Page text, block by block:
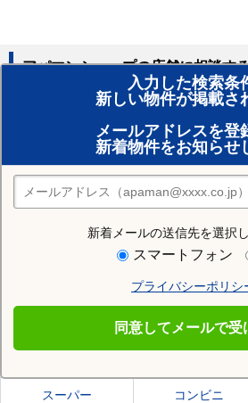
入力した検索条
新しい物件が掲載さ
メールアドレスを登
新着物件をお知らせ
新着メールの送信先を選択
スマートフォン
プライバシーポリシ
同意してメールで受
アパマンショップの店舗に相談す
賃貸のプロがお部屋探し！
おまかせ物件リクエスト
住みたい街の店舗を探す
店舗検索
住む街研究所で高崎市の情報を見る
高崎市の施設一覧
スーパー コンビニ